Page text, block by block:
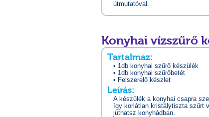
útmutatóval.
Konyhai vízszűrő
Tartalmaz:
• 1db konyhai szűrő készülék
• 1db konyhai szűrőbetét
• Felszerelő készlet
Leírás:
A készülék a konyhai csapra
így korlátlan kristálytiszta szűrt
juthatsz konyhádban.